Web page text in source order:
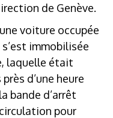
de Genève.
voiture occupée
immobilisée
laquelle était
d’une heure
bande d’arrêt
pour